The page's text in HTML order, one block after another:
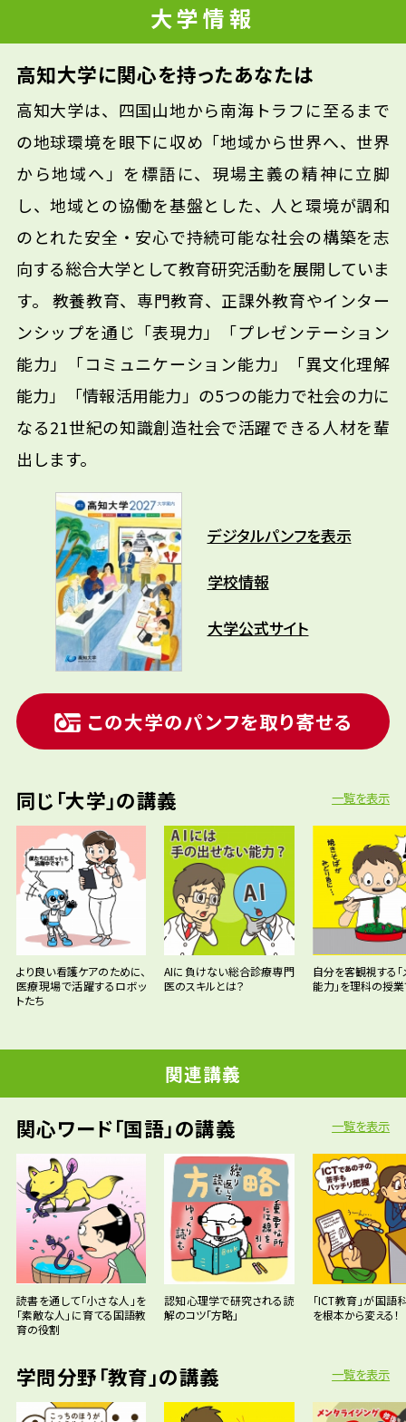
大学情報
高知大学に関心を持ったあなたは
高知大学は、四国山地から南海トラフに至るまで
の地球環境を眼下に収め「地域から世界へ、世界
から地域へ」を標語に、現場主義の精神に立脚
し、地域との協働を基盤とした、人と環境が調和
のとれた安全・安心で持続可能な社会の構築を志
向する総合大学として教育研究活動を展開していま
す。 教養教育、専門教育、正課外教育やインター
ンシップを通じ「表現力」「プレゼンテーション
能力」「コミュニケーション能力」「異文化理解
能力」「情報活用能力」の5つの能力で社会の力に
なる21世紀の知識創造社会で活躍できる人材を輩
出します。
デジタルパンフを表示
学校情報
大学公式サイト
この大学のパンフを取り寄せる
同じ「大学」の講義 一覧を表示
より良い看護ケアのために、
医療現場で活躍するロボッ
トたち
AIに負けない総合診療専門
医のスキルとは？
自分を客観視する「
能力」を理科の授
関連講義
関心ワード「国語」の講義
読書を通して「小さな人」を
「素敵な人」に育てる国語教
育の役割
認知心理学で研究される読
解のコツ「方略」
「ICT教育」が国語
を根本から変える！
一覧を表示
学問分野「教育」の講義 一覧を表示